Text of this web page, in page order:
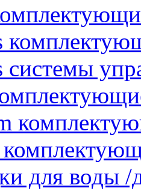
системы
для воды /